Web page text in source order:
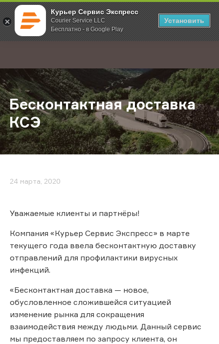
Курьер Сервис Экспресс
Courier Service LLC
Бесплатно - в Google Play
Установить
; Главная О компании Новости Бесконтактная доставка КСЭ
Бесконтактная доставка
КСЭ
24 марта, 2020
Уважаемые клиенты и партнёры!
Компания «Курьер Сервис Экспресс» в марте
текущего года ввела бесконтактную доставку
отправлений для профилактики вирусных
инфекций.
«Бесконтактная доставка — новое,
обусловленное сложившейся ситуацией
изменение рынка для сокращения
взаимодействия между людьми. Данный сервис
мы предоставляем по запросу клиента, он